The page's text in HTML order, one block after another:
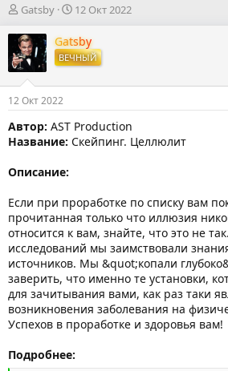
А
т
о
р
т
е
м
ы
Gatsby
Д
т
а
н
а
л
а
12 Окт 2022
Gatsby
ВЕЧНЫЙ
12 Окт 2022
Автор: AST Production
Название: Скейпинг. Целлюлит
Описание:
Если при проработке по списку вам
прочитанная только что иллюзия
относится к вам, знайте, что это не
исследований мы заимствовали
источников. Мы &quot;копали
заверить, что именно те установки,
для зачитывания вами, как раз таки
возникновения заболевания на
Успехов в проработке и здоровья вам!
Подробнее: